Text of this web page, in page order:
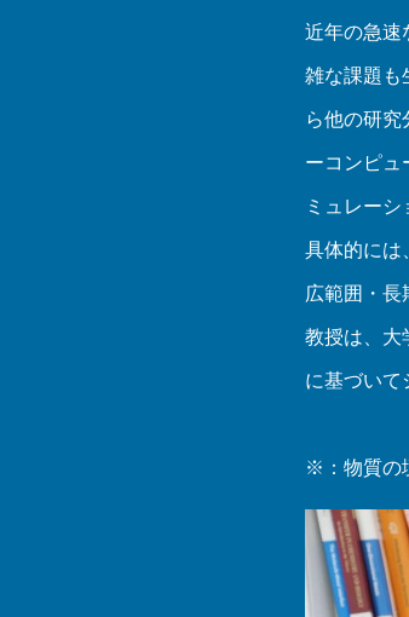
近年の急速
雑な課題も
ら他の研
ーコンピュ
ミュレー
具体的には
広範囲・
教授は、大
に基づいて
※：物質の